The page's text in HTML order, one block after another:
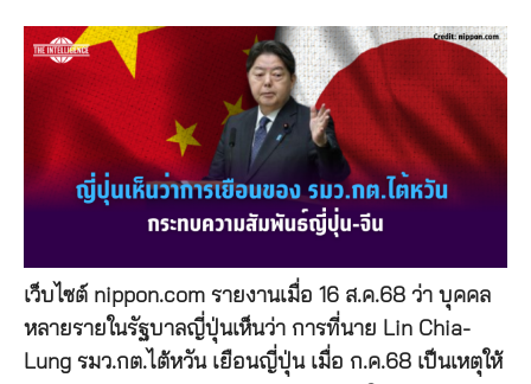
เว็บไซต์ nippon.com รายงานเมื่อ 16 ส.ค.68 ว่า บุคคล
หลายรายในรัฐบาลญี่ปุ่นเห็นว่า การที่นาย Lin Chia-
Lung รมว.กต.ไต้หวัน เยือนญี่ปุ่น เมื่อ ก.ค.68 เป็นเหตุให้